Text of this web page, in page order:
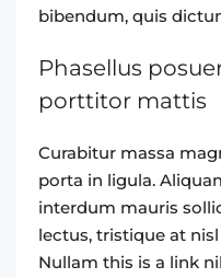
bibendum, quis
Phasellus
porttitor mattis
Curabitur massa
porta in ligula.
interdum mauris
lectus, tristique at
Nullam this is a link